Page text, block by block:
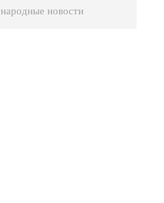
народные новости